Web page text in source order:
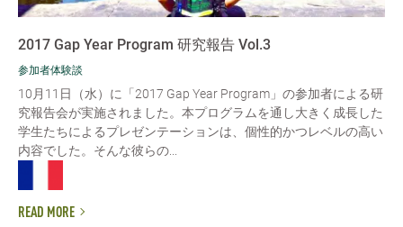
2017 Gap Year Program 研究報告 Vol.3
参加者体験談
10月11日（水）に「2017 Gap Year Program」の参加者による研
究報告会が実施されました。本プログラムを通し大きく成長した
学生たちによるプレゼンテーションは、個性的かつレベルの高い
内容でした。そんな彼らの...
READ MORE